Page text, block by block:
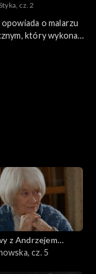
cz. 2
o malarzu
który wykonał
Los Angeles w
spotykała się z
strony, w prasie czy
szydzono z
z Andrzejem
cz. 5